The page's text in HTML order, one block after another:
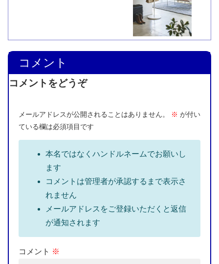
コメント
コメントをどうぞ
メールアドレスが公開されることはありません。 ※ が付い
ている欄は必須項目です
本名ではなくハンドルネームでお願いし
ます
コメントは管理者が承認するまで表示さ
れません
メールアドレスをご登録いただくと返信
が通知されます
コメント ※